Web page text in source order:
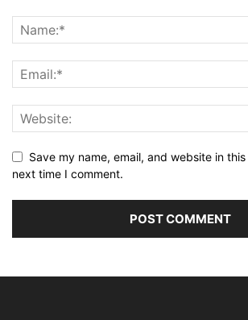
Save my name, email, and website in
next time I comment.